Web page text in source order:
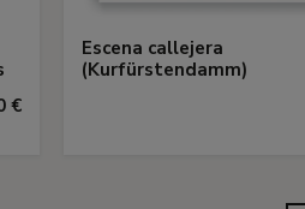
€
Escena callejera
(Kurfürstendamm)